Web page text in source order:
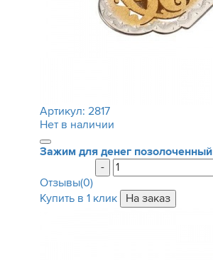
Артикул: 2817
Нет в наличии
Зажим для денег позолоченный
-
Отзывы(0)
Купить в 1 клик